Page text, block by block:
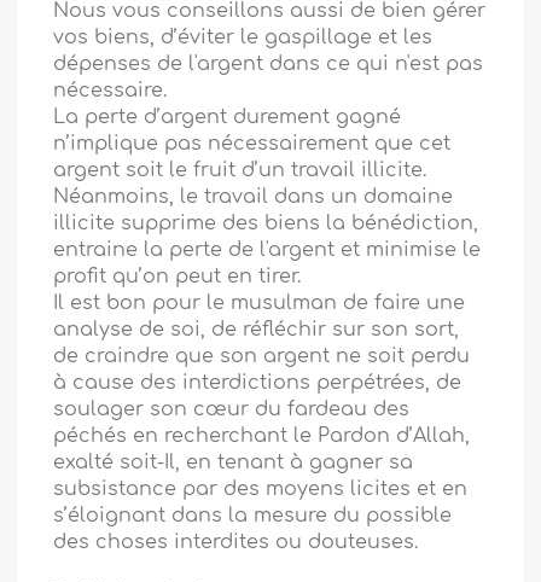
Nous vous conseillons aussi de bien gérer
vos biens, d’éviter le gaspillage et les
dépenses de l'argent dans ce qui n'est pas
nécessaire.
La perte d’argent durement gagné
n’implique pas nécessairement que cet
argent soit le fruit d’un travail illicite.
Néanmoins, le travail dans un domaine
illicite supprime des biens la bénédiction,
entraine la perte de l'argent et minimise le
profit qu’on peut en tirer.
Il est bon pour le musulman de faire une
analyse de soi, de réfléchir sur son sort,
de craindre que son argent ne soit perdu
à cause des interdictions perpétrées, de
soulager son cœur du fardeau des
péchés en recherchant le Pardon d’Allah,
exalté soit-Il, en tenant à gagner sa
subsistance par des moyens licites et en
s’éloignant dans la mesure du possible
des choses interdites ou douteuses.